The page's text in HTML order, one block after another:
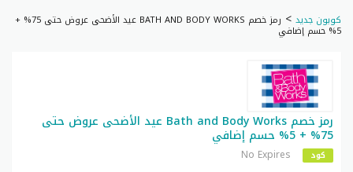
كوبون جديد > رمز خصم BATH AND BODY WORKS عيد الأضحى عروض حتى 75% +
5% حسم إضافي
رمز خصم Bath and Body Works عيد الأضحى عروض حتى
75% + 5% حسم إضافي
كود No Expires